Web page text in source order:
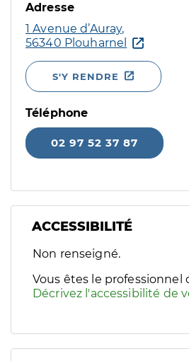
Adresse
1 Avenue d’Auray,
56340 Plouharnel
S'Y RENDRE
Téléphone
02 97 52 37 87
ACCESSIBILITÉ
Filtres
Sélectionnez un ou plusieurs
Non renseigné.
Vous êtes le professionnel
Décrivez l'accessibilité de